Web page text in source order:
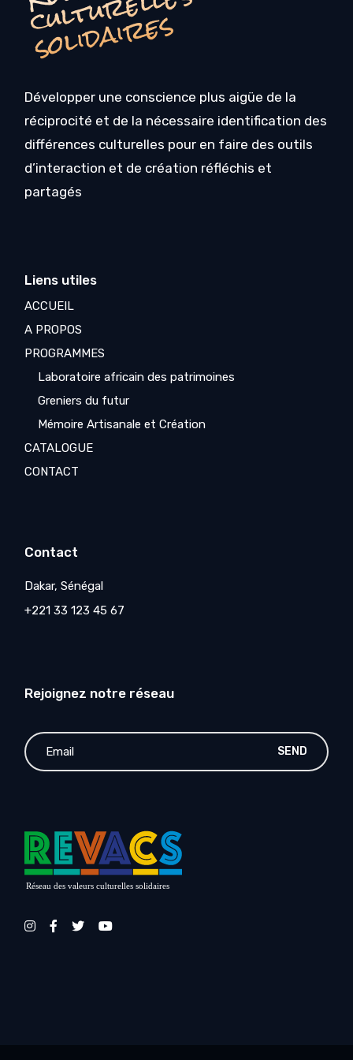
s
Développer une conscience plus aigüe de la
réciprocité et de la nécessaire identification des
différences culturelles pour en faire des outils
d’interaction et de création réfléchis et
partagés
Liens utiles
ACCUEIL
A PROPOS
PROGRAMMES
Laboratoire africain des patrimoines
Greniers du futur
Mémoire Artisanale et Création
CATALOGUE
CONTACT
Contact
Dakar, Sénégal
+221 33 123 45 67
Rejoignez notre réseau
SEND
Réseau des valeurs culturelles solidaires